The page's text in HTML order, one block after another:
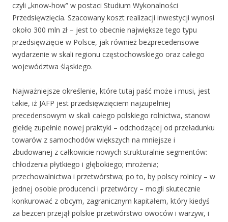
czyli „know-how” w postaci Studium Wykonalności
Przedsięwzięcia. Szacowany koszt realizacji inwestycji wynosi
około 300 mln zł – jest to obecnie największe tego typu
przedsięwzięcie w Polsce, jak również bezprecedensowe
wydarzenie w skali regionu częstochowskiego oraz całego
województwa śląskiego.
Najważniejsze określenie, które tutaj paść może i musi, jest
takie, iż JAFP jest przedsięwzięciem najzupełniej
precedensowym w skali całego polskiego rolnictwa, stanowi
giełdę zupełnie nowej praktyki – odchodzącej od przeładunku
towarów z samochodów większych na mniejsze i
zbudowanej z całkowicie nowych strukturalnie segmentów:
chłodzenia płytkiego i głębokiego; mrożenia;
przechowalnictwa i przetwórstwa; po to, by polscy rolnicy – w
jednej osobie producenci i przetwórcy – mogli skutecznie
konkurować z obcym, zagranicznym kapitałem, który kiedyś
za bezcen przejął polskie przetwórstwo owoców i warzyw, i